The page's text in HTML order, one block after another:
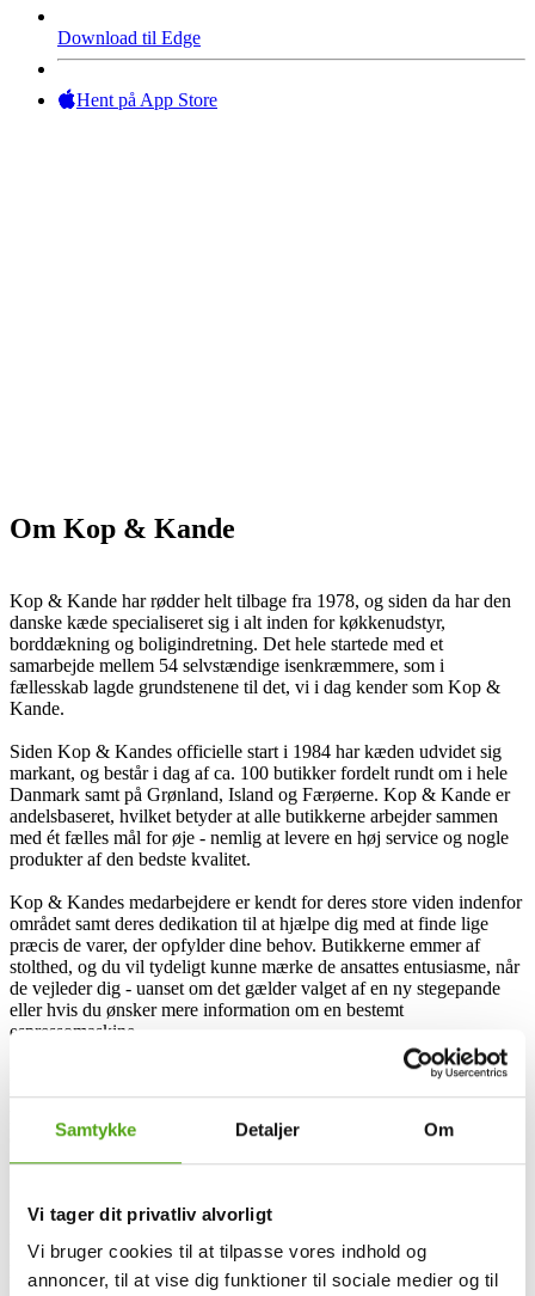
Samtykke Detaljer Om
Vi tager dit privatliv alvorligt
Vi bruger cookies til at tilpasse vores indhold og
annoncer, til at vise dig funktioner til sociale medier og til
Download til Edge
Hent på App Store
Om Kop & Kande
Kop & Kande har rødder helt tilbage fra 1978, og siden da har den
danske kæde specialiseret sig i alt inden for køkkenudstyr,
borddækning og boligindretning. Det hele startede med et
samarbejde mellem 54 selvstændige isenkræmmere, som i
fællesskab lagde grundstenene til det, vi i dag kender som Kop &
Kande.
Siden Kop & Kandes officielle start i 1984 har kæden udvidet sig
markant, og består i dag af ca. 100 butikker fordelt rundt om i hele
Danmark samt på Grønland, Island og Færøerne. Kop & Kande er
andelsbaseret, hvilket betyder at alle butikkerne arbejder sammen
med ét fælles mål for øje - nemlig at levere en høj service og nogle
produkter af den bedste kvalitet.
Kop & Kandes medarbejdere er kendt for deres store viden indenfor
området samt deres dedikation til at hjælpe dig med at finde lige
præcis de varer, der opfylder dine behov. Butikkerne emmer af
stolthed, og du vil tydeligt kunne mærke de ansattes entusiasme, når
de vejleder dig - uanset om det gælder valget af en ny stegepande
eller hvis du ønsker mere information om en bestemt
espressomaskine.
I løbet af 90'erne valgte Kop & Kande at samle alle sine butikker
under ét koncept og én profil, hvilket har været med til at styrke
også deres egen produktlinje - Aldente - som tydeligt afspejler Kop
& Kandes dedikation til at tilbyde både innovation og høj kvalitet.
førende inden for køkken- og borddækningstilbehør. Med en stor
passion for håndværk og boligindretning ønsker Kop & Kande
fortsat at berige dit hjem med stilfulde og funktionelle løsninger –
præcis som de altid har gjort.